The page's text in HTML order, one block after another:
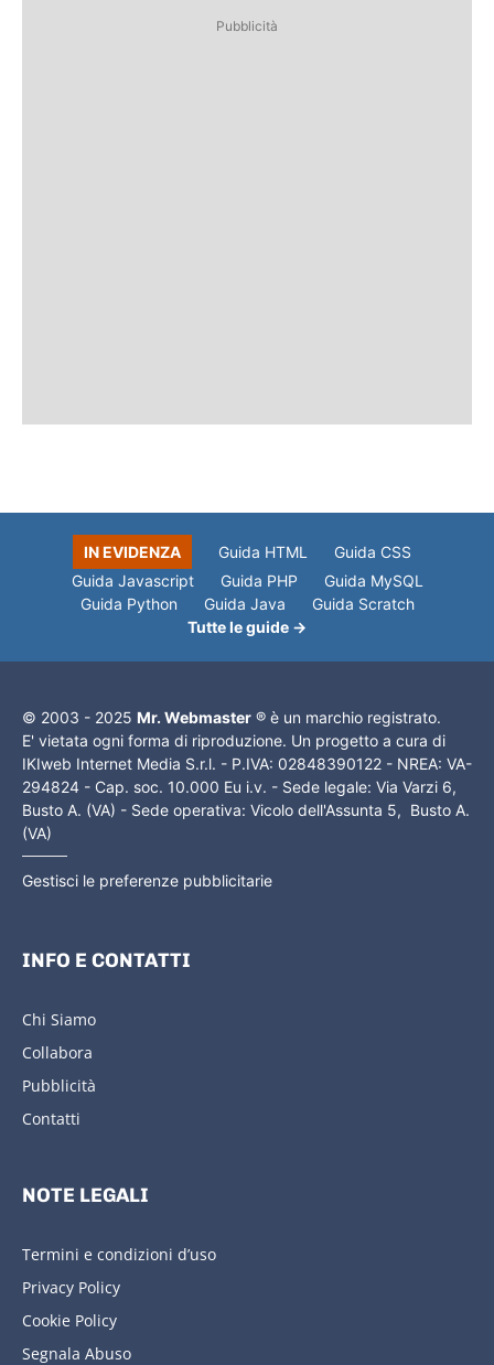
Pubblicità
IN EVIDENZA Guida HTML
Guida CSS
Guida Javascript
Guida PHP
Guida MySQL
Guida Python
Guida Java
Guida Scratch
Tutte le guide →
© 2003 - 2025 Mr. Webmaster ® è un marchio registrato.
E' vietata ogni forma di riproduzione. Un progetto a cura di
IKIweb Internet Media S.r.l. - P.IVA: 02848390122 - NREA: VA-
294824 - Cap. soc. 10.000 Eu i.v. - Sede legale: Via Varzi 6,
Busto A. (VA) - Sede operativa: Vicolo dell'Assunta 5, Busto A.
(VA)
Gestisci le preferenze pubblicitarie
INFO E CONTATTI
Chi Siamo
Collabora
Pubblicità
Contatti
NOTE LEGALI
Termini e condizioni d’uso
Privacy Policy
Cookie Policy
Segnala Abuso